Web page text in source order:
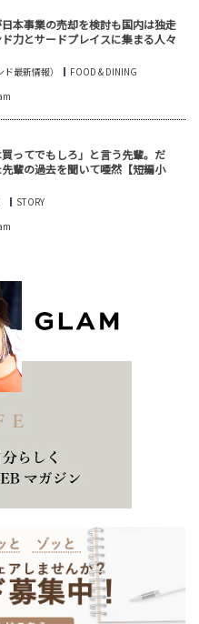
本事業の売却を検討も国内は独走
力とサードプレイスに集まる人々
最新情報）
FOOD & DINING
買ってでもしろ」と言う先輩。だ
輩の過去を聞いて唖然【短編小
STORY